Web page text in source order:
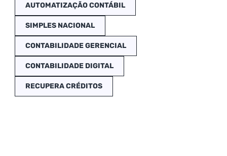
AUTOMATIZAÇÃO CONTÁBIL
SIMPLES NACIONAL
CONTABILIDADE GERENCIAL
CONTABILIDADE DIGITAL
RECUPERA CRÉDITOS